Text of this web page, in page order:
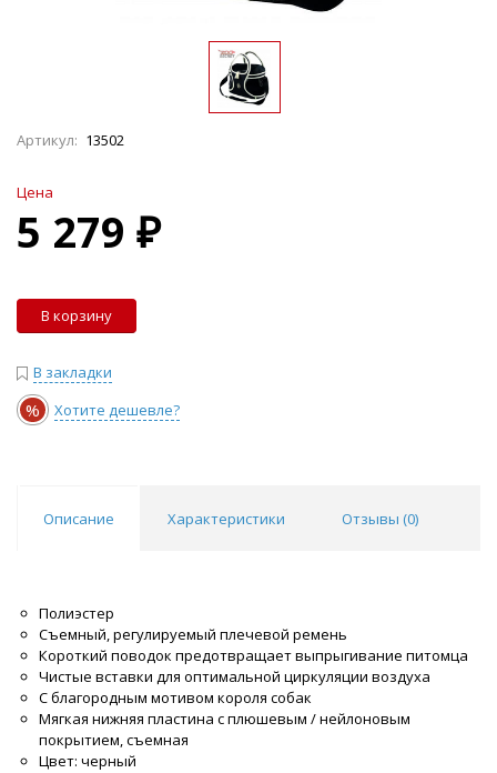
Артикул: 13502
Цена
5 279 ₽
В корзину
В закладки
% Хотите дешевле?
Описание Характеристики Отзывы (0)
Полиэстер
Съемный, регулируемый плечевой ремень
Короткий поводок предотвращает выпрыгивание питомца
Чистые вставки для оптимальной циркуляции воздуха
С благородным мотивом короля собак
Мягкая нижняя пластина с плюшевым / нейлоновым
покрытием, съемная
Цвет: черный